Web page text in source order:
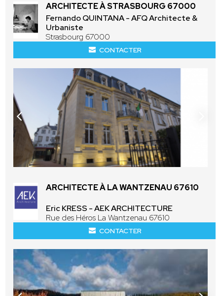
ARCHITECTE À STRASBOURG 67000
Fernando QUINTANA - AFQ Architecte &
Urbaniste
Strasbourg 67000
CONTACTER
ARCHITECTE À LA WANTZENAU 67610
Eric KRESS - AEK ARCHITECTURE
Rue des Héros La Wantzenau 67610
CONTACTER